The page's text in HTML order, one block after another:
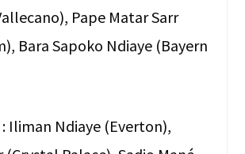
Pape Matar Sarr
Bara Sapoko Ndiaye (Bayern
Iliman Ndiaye (Everton),